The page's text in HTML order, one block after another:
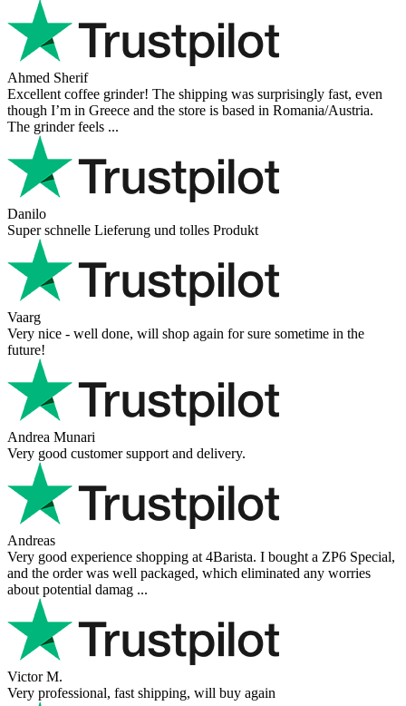
Ahmed Sherif
Excellent coffee grinder! The shipping was surprisingly fast, even
though I’m in Greece and the store is based in Romania/Austria.
The grinder feels ...
Danilo
Super schnelle Lieferung und tolles Produkt
Vaarg
Very nice - well done, will shop again for sure sometime in the
future!
Andrea Munari
Very good customer support and delivery.
Andreas
Very good experience shopping at 4Barista. I bought a ZP6 Special,
and the order was well packaged, which eliminated any worries
about potential damag ...
Victor M.
Very professional, fast shipping, will buy again